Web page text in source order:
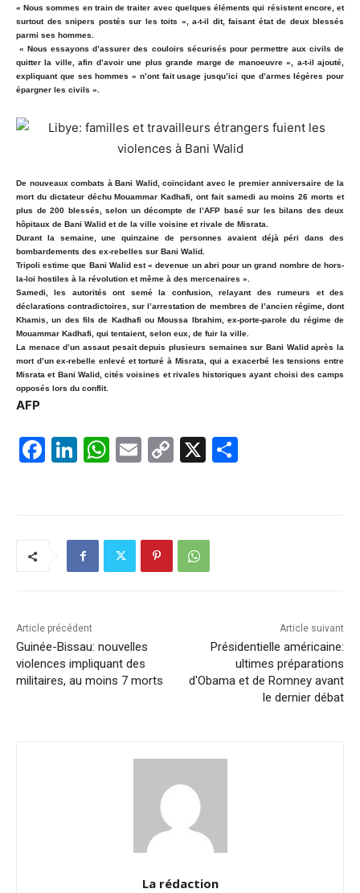
« Nous sommes en train de traiter avec quelques éléments qui résistent encore, et
surtout des snipers postés sur les toits », a-t-il dit, faisant état de deux blessés
parmi ses hommes.
« Nous essayons d’assurer des couloirs sécurisés pour permettre aux civils de
quitter la ville, afin d’avoir une plus grande marge de manoeuvre », a-t-il ajouté,
expliquant que ses hommes « n’ont fait usage jusqu’ici que d’armes légères pour
épargner les civils ».
De nouveaux combats à Bani Walid, coïncidant avec le premier anniversaire de la
mort du dictateur déchu Mouammar Kadhafi, ont fait samedi au moins 26 morts et
plus de 200 blessés, selon un décompte de l’AFP basé sur les bilans des deux
hôpitaux de Bani Walid et de la ville voisine et rivale de Misrata.
Durant la semaine, une quinzaine de personnes avaient déjà péri dans des
bombardements des ex-rebelles sur Bani Walid.
Tripoli estime que Bani Walid est « devenue un abri pour un grand nombre de hors-
la-loi hostiles à la révolution et même à des mercenaires ».
Samedi, les autorités ont semé la confusion, relayant des rumeurs et des
déclarations contradictoires, sur l’arrestation de membres de l’ancien régime, dont
Khamis, un des fils de Kadhafi ou Moussa Ibrahim, ex-porte-parole du régime de
Mouammar Kadhafi, qui tentaient, selon eux, de fuir la ville.
La menace d’un assaut pesait depuis plusieurs semaines sur Bani Walid après la
mort d’un ex-rebelle enlevé et torturé à Misrata, qui a exacerbé les tensions entre
Misrata et Bani Walid, cités voisines et rivales historiques ayant choisi des camps
opposés lors du conflit.
AFP
F
k
Li
dI
n
W
A
p
E
C
Li
n
X
Article précédent
Guinée-Bissau: nouvelles
violences impliquant des
militaires, au moins 7 morts
Article suivant
Présidentielle américaine:
ultimes préparations
d'Obama et de Romney avant
le dernier débat
La rédaction